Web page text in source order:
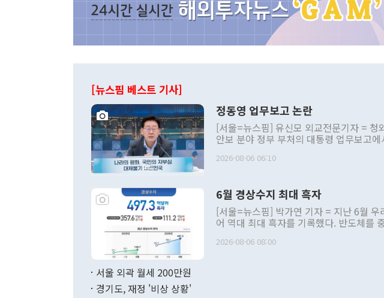
[뉴스핌 베스트 기사]
정동영 업무보고 논란
[서울=뉴스핌] 유신모 외교전문기자 = 청
안보 분야 정부 부처의 대통령 업무보고
발언 중에는 정부 내 조율을 거치지 않은
주의적 희망에 근거한 비현실적 구상'이라
관의 대북 정책 관련 발언이 물의를 빚은
관 부처 장관이 공개적으로 부정적 입장
관의 무리한 대북 접근법과 월권을 제어해
다. [정동영 통일부 장관이 지난달 23일 오후 서울 종로구 정부서울청사에
2026-08-06 06:10
6월 경상수지 최대 흑자
[서울=뉴스핌] 박가연 기자 = 지난 6월 우
어 역대 최대 흑자를 기록했다. 반도체를
료=한국은행] 한국은행이 6일 발표한 '2026년 6월 국제수지(잠정)'에 따르
2026-08-06 08:00
서울 외곽 월세 200만원
경기도, 재정 '비상 상황'